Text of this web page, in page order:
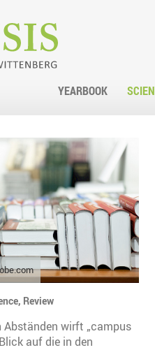
YEARBOOK
Review
Abständen wirft „campus
auf die in den